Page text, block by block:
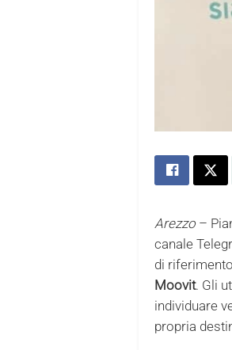
Arezzo –
canale
di
Moovit. Gli
individuare
propria